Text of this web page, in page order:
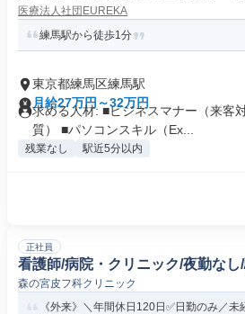
医療法人社団EUREKA
練馬駅から徒歩1分
東京都練馬区練馬駅
月給27万円～32万円
求める人材: ■ビジネスマナー（来客
質） ■パソコンスキル（Ex...
残業なし 駅近5分以内
正社員
看護師/病院・クリニック/夜勤なし
森の宮皮フ科クリニック
《外来》＼年間休日120日✅日勤のみ／